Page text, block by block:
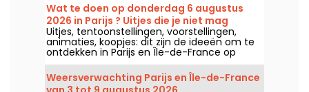
Wat te doen op donderdag 6 augustus
2026 in Parijs ? Uitjes die je niet mag
missen
Uitjes, tentoonstellingen, voorstellingen,
animaties, koopjes: dit zijn de ideeën om te
ontdekken in Parijs en Île-de-France op
donderdag 6 augustus 2026.
Weersverwachting Parijs en Île-de-France